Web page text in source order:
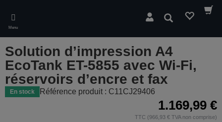
main
content
Menu
Rechercher
Solution d’impression A4
EcoTank ET-5855 avec Wi-Fi,
réservoirs d’encre et fax
En stock Référence produit : C11CJ29406
1.169,99 €
TTC (966,93 € TVA non comprise)